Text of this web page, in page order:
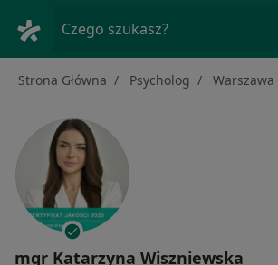
Czego szukasz?
Strona Główna Psycholog Warszawa
mgr Katarzyna Wiszniewska